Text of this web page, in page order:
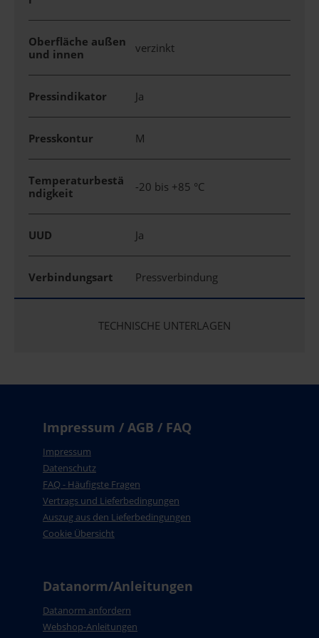
Oberfläche außen
und innen
verzinkt
Pressindikator Ja
Presskontur M
Temperaturbestä
ndigkeit
-20 bis +85 °C
UUD Ja
Verbindungsart Pressverbindung
TECHNISCHE UNTERLAGEN
Impressum / AGB / FAQ
Impressum
Datenschutz
FAQ - Häufigste Fragen
Vertrags und Lieferbedingungen
Auszug aus den Lieferbedingungen
Cookie Übersicht
Datanorm/Anleitungen
Datanorm anfordern
Webshop-Anleitungen